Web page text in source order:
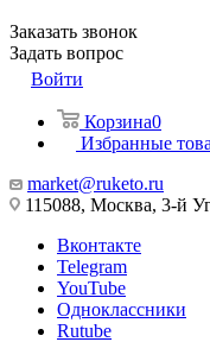
Заказать звонок
Задать вопрос
Войти
Корзина0
Избранные
market@ruketo.ru
115088, Москва, 3-й
Вконтакте
Telegram
YouTube
Одноклассники
Rutube